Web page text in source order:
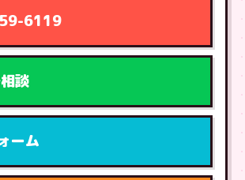
6119
談
ーム